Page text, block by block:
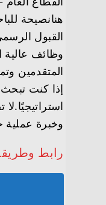
هنانصيحة
القبول
وظائف عالية
المتقدمين
إذا كنت
وخبرة
رابط